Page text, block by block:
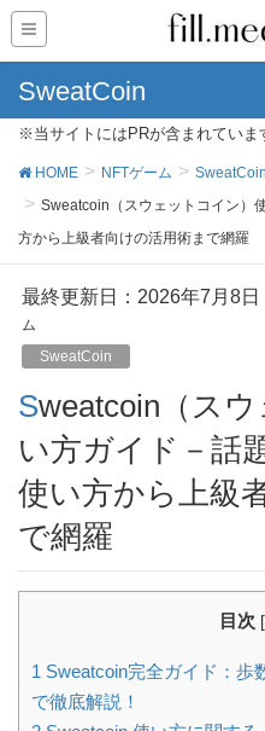
SweatCoin
※当サイトにはPRが含まれていま
HOME NFTゲーム
SweatCoin
Sweatcoin（スウェットコイン）
方から上級者向けの活用術まで網羅
最終更新日：2026年7月8日
ム
SweatCoin
Sweatcoin（スウェットコイン）使
い方ガイド－話
使い方から上級
で網羅
目次 [
1 Sweatcoin完全ガイド：歩
で徹底解説！